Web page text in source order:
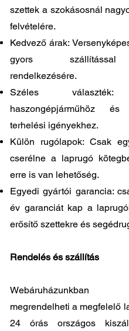
szettek a szokásosnál
felvételére.
Kedvező árak:
gyors
rendelkezésére.
Széles választék:
haszongépjárműhöz és
terhelési igényekhez.
Külön rugólapok: Csak
cserélne a laprugó
erre is van lehetőség.
Egyedi gyártói garancia:
év garanciát kap a
erősítő szettekre és
Rendelés és szállítás
Webáruházunkban
megrendelheti a megfelelő
24 órás országos